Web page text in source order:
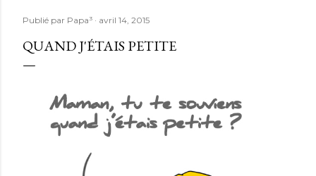
Publié par Papa³ avril 14, 2015
QUAND J'ÉTAIS PETITE